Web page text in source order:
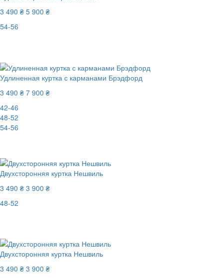
3 490 ₴ 5 900 ₴
54-56
Удлиненная куртка с карманами Брэдфорд
3 490 ₴ 7 900 ₴
42-46
48-52
54-56
Двухсторонняя куртка Нешвиль
3 490 ₴ 3 900 ₴
48-52
Двухсторонняя куртка Нешвиль
3 490 ₴ 3 900 ₴